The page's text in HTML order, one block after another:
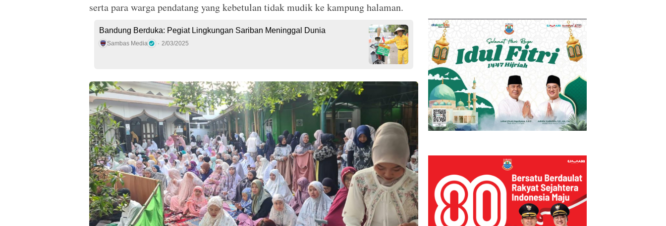
serta para warga pendatang yang kebetulan tidak mudik ke kampung halaman.
Bandung Berduka: Pegiat Lingkungan Sariban Meninggal Dunia
Sambas Media 2/03/2025